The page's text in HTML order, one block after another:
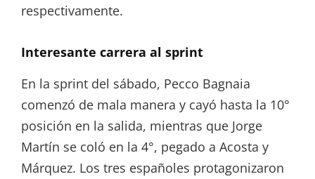
respectivamente.
Interesante carrera al sprint
En la sprint del sábado, Pecco Bagnaia
comenzó de mala manera y cayó hasta la 10°
posición en la salida, mientras que Jorge
Martín se coló en la 4°, pegado a Acosta y
Márquez. Los tres españoles protagonizaron